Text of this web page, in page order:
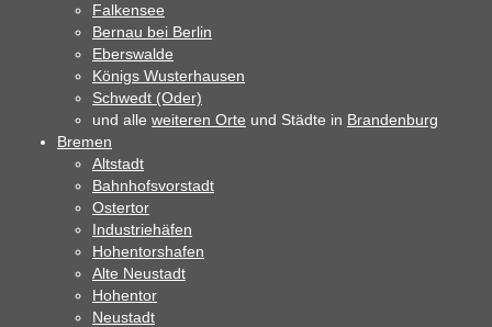
Falkensee
Bernau bei Berlin
Eberswalde
Königs Wusterhausen
Schwedt (Oder)
und alle weiteren Orte und Städte in Brandenburg
Bremen
Altstadt
Bahnhofsvorstadt
Ostertor
Industriehäfen
Hohentorshafen
Alte Neustadt
Hohentor
Neustadt